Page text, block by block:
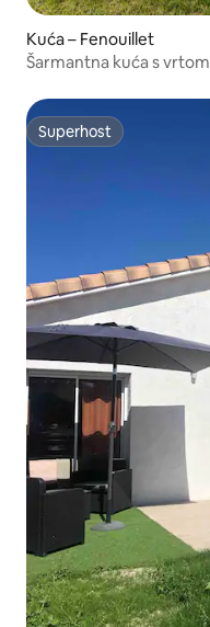
Kuća – Fenouillet
Šarmantna kuća s vrtom
Superhost
Superhost